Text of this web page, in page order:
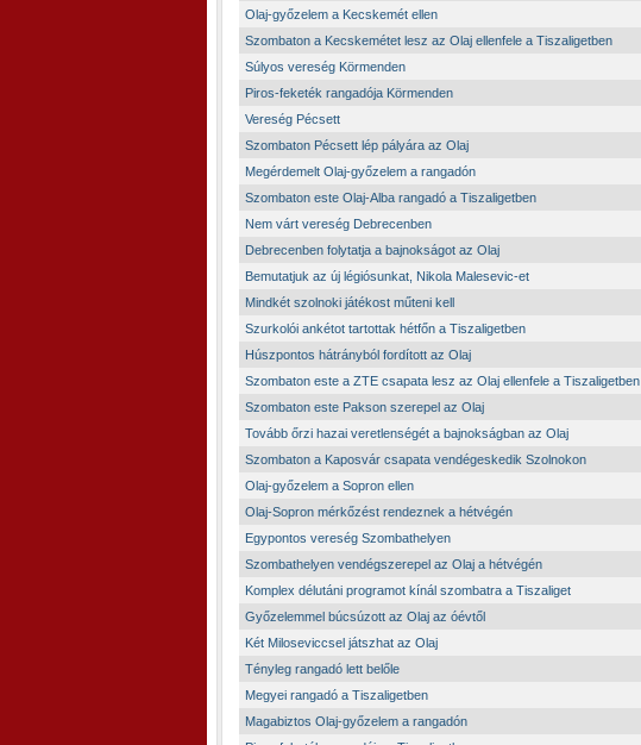
Olaj-győzelem a Kecskemét ellen
Szombaton a Kecskemétet lesz az Olaj ellenfele a Tiszaligetben
Súlyos vereség Körmenden
Piros-feketék rangadója Körmenden
Vereség Pécsett
Szombaton Pécsett lép pályára az Olaj
Megérdemelt Olaj-győzelem a rangadón
Szombaton este Olaj-Alba rangadó a Tiszaligetben
Nem várt vereség Debrecenben
Debrecenben folytatja a bajnokságot az Olaj
Bemutatjuk az új légiósunkat, Nikola Malesevic-et
Mindkét szolnoki játékost műteni kell
Szurkolói ankétot tartottak hétfőn a Tiszaligetben
Húszpontos hátrányból fordított az Olaj
Szombaton este a ZTE csapata lesz az Olaj ellenfele a Tiszaligetben
Szombaton este Pakson szerepel az Olaj
Tovább őrzi hazai veretlenségét a bajnokságban az Olaj
Szombaton a Kaposvár csapata vendégeskedik Szolnokon
Olaj-győzelem a Sopron ellen
Olaj-Sopron mérkőzést rendeznek a hétvégén
Egypontos vereség Szombathelyen
Szombathelyen vendégszerepel az Olaj a hétvégén
Komplex délutáni programot kínál szombatra a Tiszaliget
Győzelemmel búcsúzott az Olaj az óévtől
Két Miloseviccsel játszhat az Olaj
Tényleg rangadó lett belőle
Megyei rangadó a Tiszaligetben
Magabiztos Olaj-győzelem a rangadón